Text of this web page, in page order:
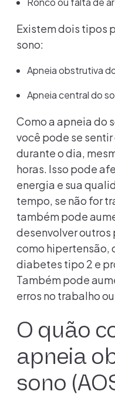
Existem dois tipos
sono:
Apneia obstrutiva
Apneia central do
Como a apneia do
você pode se
durante o dia,
horas. Isso pode
energia e sua
tempo, se não for
também pode
desenvolver
como hipertensão,
diabetes tipo 2 e
Também pode
erros no trabalho
O quão
apneia
sono